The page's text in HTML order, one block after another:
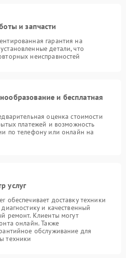
и запчасти
гарантия на
детали, что
неисправностей
и бесплатная
оценка стоимости
платежей и возможность
по телефону или онлайн на
услуг
обеспечивает доставку техники
и качественный
ремонт. Клиенты могут
онлайн. Также
обслуживание для
техники